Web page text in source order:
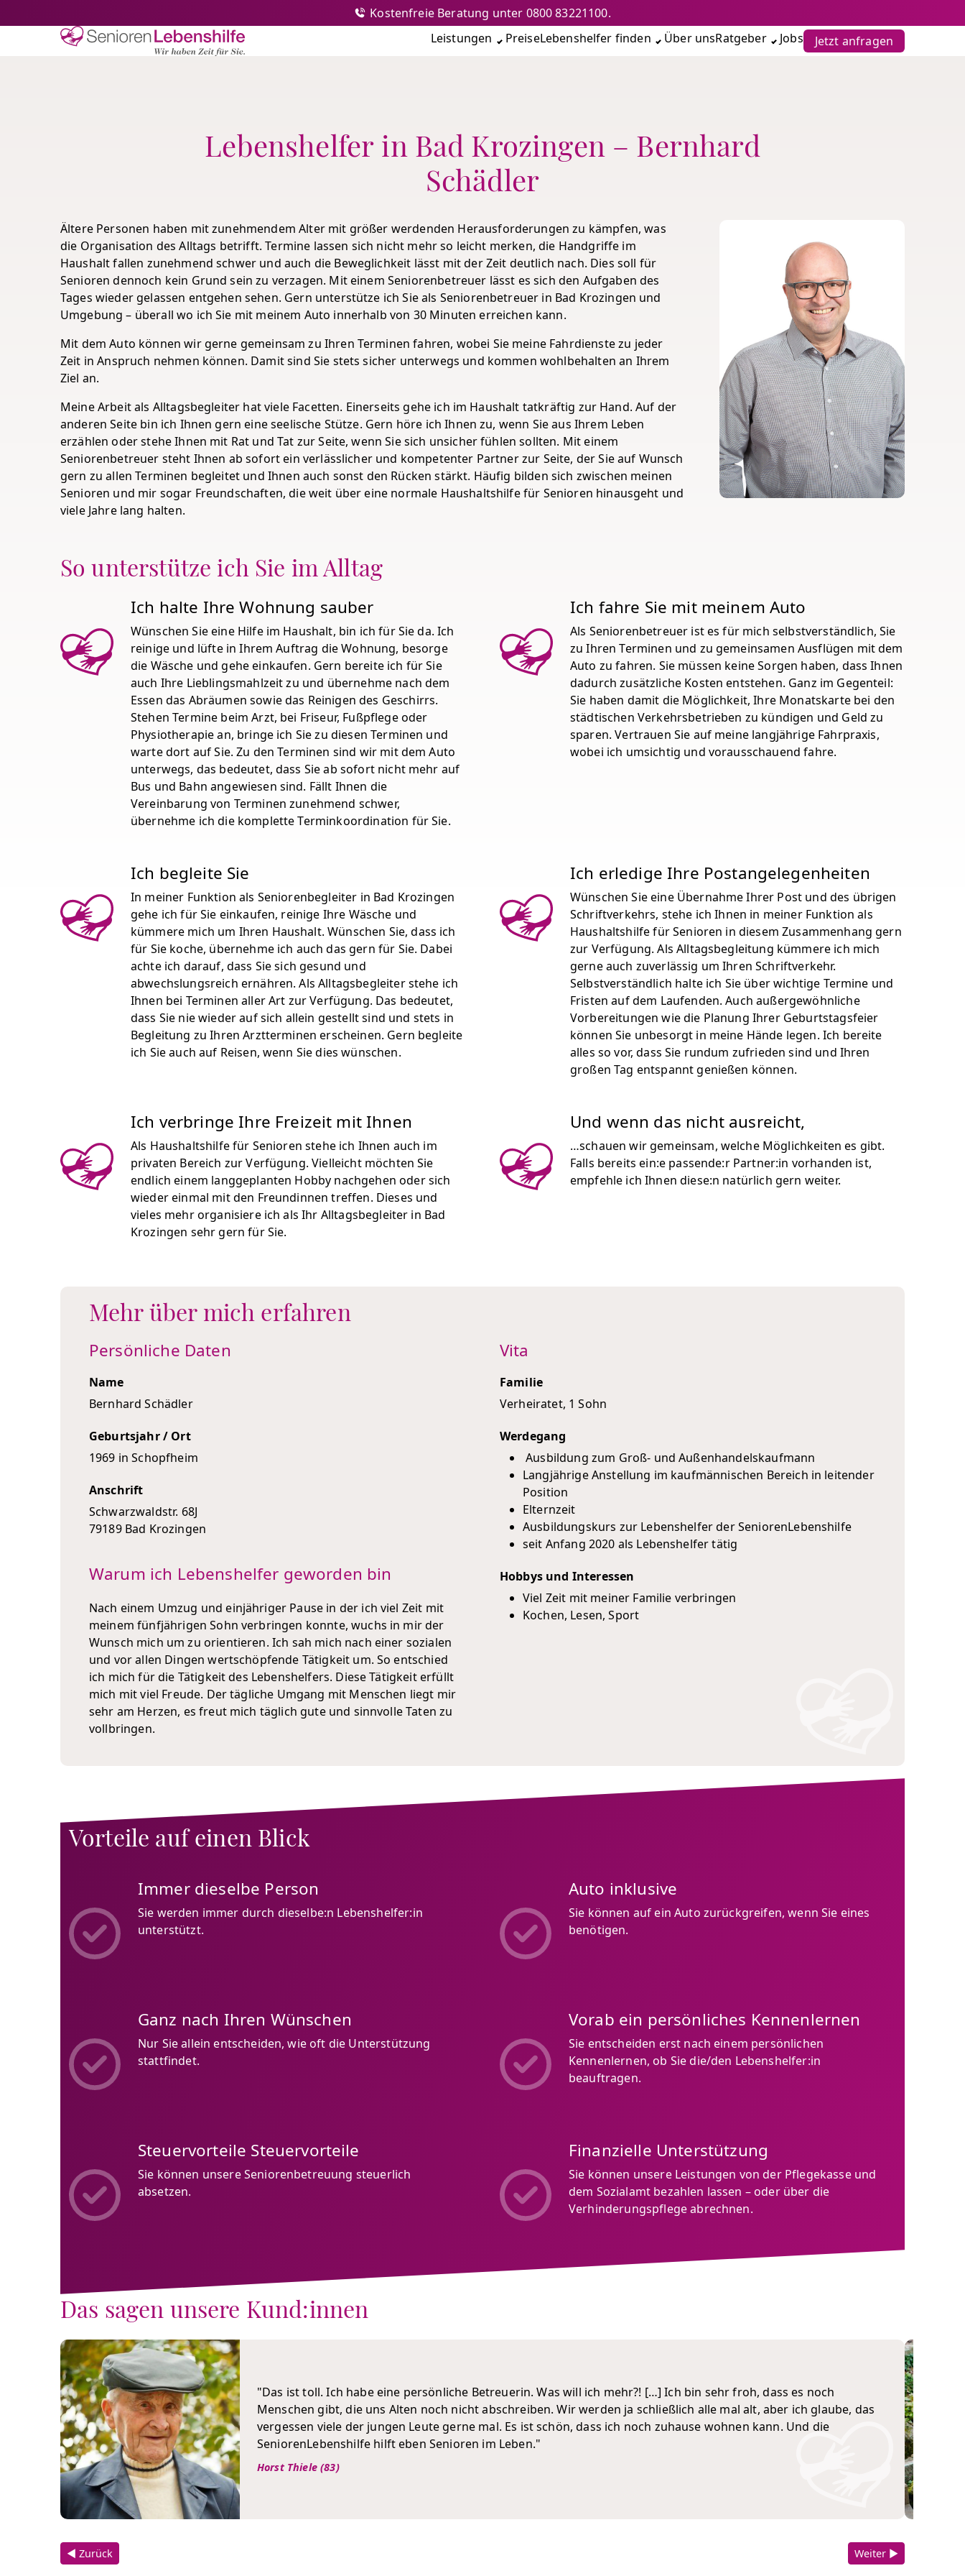
Senioren-Lebenshilfe Leistungen PreiseLebenshelfer finden Über unsRatgeber Jobs Jetzt anfragen
Kostenfreie Beratung unter 0800 83221100.
Lebenshelfer in Bad Krozingen – Bernhard
Schädler
Ältere Personen haben mit zunehmendem Alter mit größer werdenden Herausforderungen zu kämpfen, was
die Organisation des Alltags betrifft. Termine lassen sich nicht mehr so leicht merken, die Handgriffe im
Haushalt fallen zunehmend schwer und auch die Beweglichkeit lässt mit der Zeit deutlich nach. Dies soll für
Senioren dennoch kein Grund sein zu verzagen. Mit einem Seniorenbetreuer lässt es sich den Aufgaben des
Tages wieder gelassen entgehen sehen. Gern unterstütze ich Sie als Seniorenbetreuer in Bad Krozingen und
Umgebung – überall wo ich Sie mit meinem Auto innerhalb von 30 Minuten erreichen kann.
Mit dem Auto können wir gerne gemeinsam zu Ihren Terminen fahren, wobei Sie meine Fahrdienste zu jeder
Zeit in Anspruch nehmen können. Damit sind Sie stets sicher unterwegs und kommen wohlbehalten an Ihrem
Ziel an.
Meine Arbeit als Alltagsbegleiter hat viele Facetten. Einerseits gehe ich im Haushalt tatkräftig zur Hand. Auf der
anderen Seite bin ich Ihnen gern eine seelische Stütze. Gern höre ich Ihnen zu, wenn Sie aus Ihrem Leben
erzählen oder stehe Ihnen mit Rat und Tat zur Seite, wenn Sie sich unsicher fühlen sollten. Mit einem
Seniorenbetreuer steht Ihnen ab sofort ein verlässlicher und kompetenter Partner zur Seite, der Sie auf Wunsch
gern zu allen Terminen begleitet und Ihnen auch sonst den Rücken stärkt. Häufig bilden sich zwischen meinen
Senioren und mir sogar Freundschaften, die weit über eine normale Haushaltshilfe für Senioren hinausgeht und
viele Jahre lang halten.
So unterstütze ich Sie im Alltag
Ich halte Ihre Wohnung sauber
Wünschen Sie eine Hilfe im Haushalt, bin ich für Sie da. Ich
reinige und lüfte in Ihrem Auftrag die Wohnung, besorge
die Wäsche und gehe einkaufen. Gern bereite ich für Sie
auch Ihre Lieblingsmahlzeit zu und übernehme nach dem
Essen das Abräumen sowie das Reinigen des Geschirrs.
Stehen Termine beim Arzt, bei Friseur, Fußpflege oder
Physiotherapie an, bringe ich Sie zu diesen Terminen und
warte dort auf Sie. Zu den Terminen sind wir mit dem Auto
unterwegs, das bedeutet, dass Sie ab sofort nicht mehr auf
Bus und Bahn angewiesen sind. Fällt Ihnen die
Vereinbarung von Terminen zunehmend schwer,
übernehme ich die komplette Terminkoordination für Sie.
Ich fahre Sie mit meinem Auto
Als Seniorenbetreuer ist es für mich selbstverständlich, Sie
zu Ihren Terminen und zu gemeinsamen Ausflügen mit dem
Auto zu fahren. Sie müssen keine Sorgen haben, dass Ihnen
dadurch zusätzliche Kosten entstehen. Ganz im Gegenteil:
Sie haben damit die Möglichkeit, Ihre Monatskarte bei den
städtischen Verkehrsbetrieben zu kündigen und Geld zu
sparen. Vertrauen Sie auf meine langjährige Fahrpraxis,
wobei ich umsichtig und vorausschauend fahre.
Ich begleite Sie
In meiner Funktion als Seniorenbegleiter in Bad Krozingen
gehe ich für Sie einkaufen, reinige Ihre Wäsche und
kümmere mich um Ihren Haushalt. Wünschen Sie, dass ich
für Sie koche, übernehme ich auch das gern für Sie. Dabei
achte ich darauf, dass Sie sich gesund und
abwechslungsreich ernähren. Als Alltagsbegleiter stehe ich
Ihnen bei Terminen aller Art zur Verfügung. Das bedeutet,
dass Sie nie wieder auf sich allein gestellt sind und stets in
Begleitung zu Ihren Arztterminen erscheinen. Gern begleite
ich Sie auch auf Reisen, wenn Sie dies wünschen.
Ich erledige Ihre Postangelegenheiten
Wünschen Sie eine Übernahme Ihrer Post und des übrigen
Schriftverkehrs, stehe ich Ihnen in meiner Funktion als
Haushaltshilfe für Senioren in diesem Zusammenhang gern
zur Verfügung. Als Alltagsbegleitung kümmere ich mich
gerne auch zuverlässig um Ihren Schriftverkehr.
Selbstverständlich halte ich Sie über wichtige Termine und
Fristen auf dem Laufenden. Auch außergewöhnliche
Vorbereitungen wie die Planung Ihrer Geburtstagsfeier
können Sie unbesorgt in meine Hände legen. Ich bereite
alles so vor, dass Sie rundum zufrieden sind und Ihren
großen Tag entspannt genießen können.
Ich verbringe Ihre Freizeit mit Ihnen
Als Haushaltshilfe für Senioren stehe ich Ihnen auch im
privaten Bereich zur Verfügung. Vielleicht möchten Sie
endlich einem langgeplanten Hobby nachgehen oder sich
wieder einmal mit den Freundinnen treffen. Dieses und
vieles mehr organisiere ich als Ihr Alltagsbegleiter in Bad
Krozingen sehr gern für Sie.
Und wenn das nicht ausreicht,
…schauen wir gemeinsam, welche Möglichkeiten es gibt.
Falls bereits ein:e passende:r Partner:in vorhanden ist,
empfehle ich Ihnen diese:n natürlich gern weiter.
Mehr über mich erfahren
Persönliche Daten
Name
Bernhard Schädler
Geburtsjahr / Ort
1969 in Schopfheim
Anschrift
Schwarzwaldstr. 68J
79189 Bad Krozingen
Warum ich Lebenshelfer geworden bin
Nach einem Umzug und einjähriger Pause in der ich viel Zeit mit
meinem fünfjährigen Sohn verbringen konnte, wuchs in mir der
Wunsch mich um zu orientieren. Ich sah mich nach einer sozialen
und vor allen Dingen wertschöpfende Tätigkeit um. So entschied
ich mich für die Tätigkeit des Lebenshelfers. Diese Tätigkeit erfüllt
mich mit viel Freude. Der tägliche Umgang mit Menschen liegt mir
sehr am Herzen, es freut mich täglich gute und sinnvolle Taten zu
vollbringen.
Vita
Familie
Verheiratet, 1 Sohn
Werdegang
Ausbildung zum Groß- und Außenhandelskaufmann
Langjährige Anstellung im kaufmännischen Bereich in leitender
Position
Elternzeit
Ausbildungskurs zur Lebenshelfer der SeniorenLebenshilfe
seit Anfang 2020 als Lebenshelfer tätig
Hobbys und Interessen
Viel Zeit mit meiner Familie verbringen
Kochen, Lesen, Sport
Vorteile auf einen Blick
Immer dieselbe Person
Sie werden immer durch dieselbe:n Lebenshelfer:in
unterstützt.
Auto inklusive
Sie können auf ein Auto zurückgreifen, wenn Sie eines
benötigen.
Ganz nach Ihren Wünschen
Nur Sie allein entscheiden, wie oft die Unterstützung
stattfindet.
Vorab ein persönliches Kennenlernen
Sie entscheiden erst nach einem persönlichen
Kennenlernen, ob Sie die/den Lebenshelfer:in
beauftragen.
Steuervorteile Steuervorteile
Sie können unsere Seniorenbetreuung steuerlich
absetzen.
Finanzielle Unterstützung
Sie können unsere Leistungen von der Pflegekasse und
dem Sozialamt bezahlen lassen – oder über die
Verhinderungspflege abrechnen.
Das sagen unsere Kund:innen
"Das ist toll. Ich habe eine persönliche Betreuerin. Was will ich mehr?! […] Ich bin sehr froh, dass es noch
Menschen gibt, die uns Alten noch nicht abschreiben. Wir werden ja schließlich alle mal alt, aber ich glaube, das
vergessen viele der jungen Leute gerne mal. Es ist schön, dass ich noch zuhause wohnen kann. Und die
SeniorenLebenshilfe hilft eben Senioren im Leben."
Horst Thiele (83)
◀ Zurück Weiter ▶